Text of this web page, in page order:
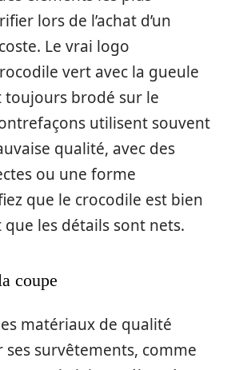
lors de l’achat d’un
Le vrai logo
vert avec la gueule
toujours brodé sur le
utilisent souvent
qualité, avec des
ou une forme
que le crocodile est bien
les détails sont nets.
coupe
matériaux de qualité
survêtements, comme